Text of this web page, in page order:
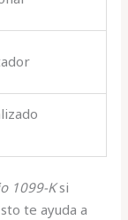
1099-Ksi
te ayuda a